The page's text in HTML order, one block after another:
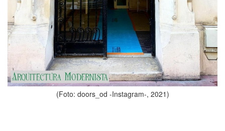
(Foto: doors_od -Instagram-, 2021)